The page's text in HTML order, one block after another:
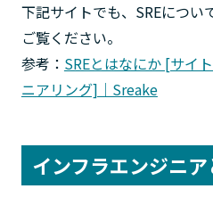
下記サイトでも、SREにつ
ご覧ください。
参考： SREとはなにか [サイ
ニアリング]｜Sreake
インフラエンジニ